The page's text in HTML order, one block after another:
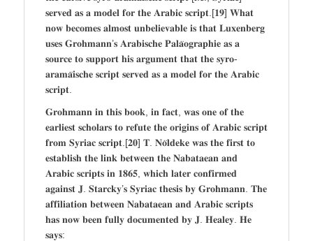
𝐬𝐞𝐫𝐯𝐞𝐝 𝐚𝐬 𝐚 𝐦𝐨𝐝𝐞𝐥 𝐟𝐨𝐫 𝐭𝐡𝐞 𝐀𝐫𝐚𝐛𝐢𝐜 𝐬𝐜𝐫𝐢𝐩𝐭.[𝟏𝟗] 𝐖𝐡𝐚𝐭
𝐧𝐨𝐰 𝐛𝐞𝐜𝐨𝐦𝐞𝐬 𝐚𝐥𝐦𝐨𝐬𝐭 𝐮𝐧𝐛𝐞𝐥𝐢𝐞𝐯𝐚𝐛𝐥𝐞 𝐢𝐬 𝐭𝐡𝐚𝐭 𝐋𝐮𝐱𝐞𝐧𝐛𝐞𝐫𝐠
𝐮𝐬𝐞𝐬 𝐆𝐫𝐨𝐡𝐦𝐚𝐧𝐧’𝐬 𝐀𝐫𝐚𝐛𝐢𝐬𝐜𝐡𝐞 𝐏𝐚𝐥𝐚̈𝐨𝐠𝐫𝐚𝐩𝐡𝐢𝐞 𝐚𝐬 𝐚
𝐬𝐨𝐮𝐫𝐜𝐞 𝐭𝐨 𝐬𝐮𝐩𝐩𝐨𝐫𝐭 𝐡𝐢𝐬 𝐚𝐫𝐠𝐮𝐦𝐞𝐧𝐭 𝐭𝐡𝐚𝐭 𝐭𝐡𝐞 𝐬𝐲𝐫𝐨-
𝐚𝐫𝐚𝐦𝐚̈𝐢𝐬𝐜𝐡𝐞 𝐬𝐜𝐫𝐢𝐩𝐭 𝐬𝐞𝐫𝐯𝐞𝐝 𝐚𝐬 𝐚 𝐦𝐨𝐝𝐞𝐥 𝐟𝐨𝐫 𝐭𝐡𝐞 𝐀𝐫𝐚𝐛𝐢𝐜
𝐬𝐜𝐫𝐢𝐩𝐭.
𝐆𝐫𝐨𝐡𝐦𝐚𝐧𝐧 𝐢𝐧 𝐭𝐡𝐢𝐬 𝐛𝐨𝐨𝐤, 𝐢𝐧 𝐟𝐚𝐜𝐭, 𝐰𝐚𝐬 𝐨𝐧𝐞 𝐨𝐟 𝐭𝐡𝐞
𝐞𝐚𝐫𝐥𝐢𝐞𝐬𝐭 𝐬𝐜𝐡𝐨𝐥𝐚𝐫𝐬 𝐭𝐨 𝐫𝐞𝐟𝐮𝐭𝐞 𝐭𝐡𝐞 𝐨𝐫𝐢𝐠𝐢𝐧𝐬 𝐨𝐟 𝐀𝐫𝐚𝐛𝐢𝐜 𝐬𝐜𝐫𝐢𝐩𝐭
𝐟𝐫𝐨𝐦 𝐒𝐲𝐫𝐢𝐚𝐜 𝐬𝐜𝐫𝐢𝐩𝐭.[𝟐𝟎] 𝐓. 𝐍𝐨̈𝐥𝐝𝐞𝐤𝐞 𝐰𝐚𝐬 𝐭𝐡𝐞 𝐟𝐢𝐫𝐬𝐭 𝐭𝐨
𝐞𝐬𝐭𝐚𝐛𝐥𝐢𝐬𝐡 𝐭𝐡𝐞 𝐥𝐢𝐧𝐤 𝐛𝐞𝐭𝐰𝐞𝐞𝐧 𝐭𝐡𝐞 𝐍𝐚𝐛𝐚𝐭𝐚𝐞𝐚𝐧 𝐚𝐧𝐝
𝐀𝐫𝐚𝐛𝐢𝐜 𝐬𝐜𝐫𝐢𝐩𝐭𝐬 𝐢𝐧 𝟏𝟖𝟔𝟓, 𝐰𝐡𝐢𝐜𝐡 𝐥𝐚𝐭𝐞𝐫 𝐜𝐨𝐧𝐟𝐢𝐫𝐦𝐞𝐝
𝐚𝐠𝐚𝐢𝐧𝐬𝐭 𝐉. 𝐒𝐭𝐚𝐫𝐜𝐤𝐲’𝐬 𝐒𝐲𝐫𝐢𝐚𝐜 𝐭𝐡𝐞𝐬𝐢𝐬 𝐛𝐲 𝐆𝐫𝐨𝐡𝐦𝐚𝐧𝐧. 𝐓𝐡𝐞
𝐚𝐟𝐟𝐢𝐥𝐢𝐚𝐭𝐢𝐨𝐧 𝐛𝐞𝐭𝐰𝐞𝐞𝐧 𝐍𝐚𝐛𝐚𝐭𝐚𝐞𝐚𝐧 𝐚𝐧𝐝 𝐀𝐫𝐚𝐛𝐢𝐜 𝐬𝐜𝐫𝐢𝐩𝐭𝐬
𝐡𝐚𝐬 𝐧𝐨𝐰 𝐛𝐞𝐞𝐧 𝐟𝐮𝐥𝐥𝐲 𝐝𝐨𝐜𝐮𝐦𝐞𝐧𝐭𝐞𝐝 𝐛𝐲 𝐉. 𝐇𝐞𝐚𝐥𝐞𝐲. 𝐇𝐞
𝐬𝐚𝐲𝐬: